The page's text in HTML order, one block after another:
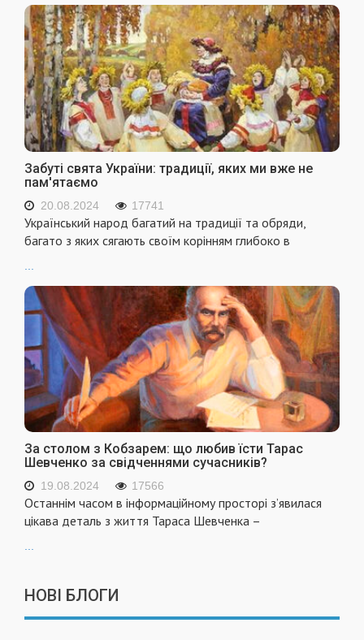
Забуті свята України: традиції, яких ми вже не
пам'ятаємо
20.08.2024 17741
Український народ багатий на традиції та обряди,
багато з яких сягають своїм корінням глибоко в
За столом з Кобзарем: що любив їсти Тарас
Шевченко за свідченнями сучасників?
19.08.2024 17566
Останнім часом в інформаційному просторі з’явилася
цікава деталь з життя Тараса Шевченка –
НОВІ БЛОГИ